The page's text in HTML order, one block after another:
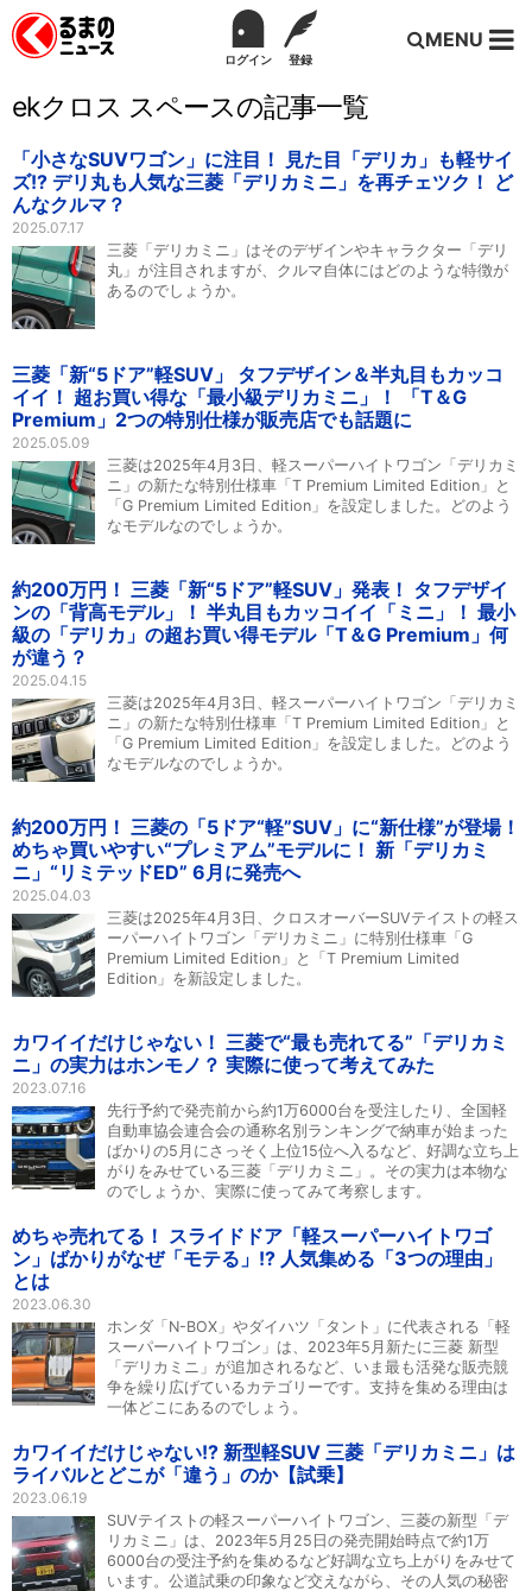
ログイン 登録
MENU
ekクロス スペースの記事一覧
「小さなSUVワゴン」に注目！ 見た目「デリカ」も軽サイ
ズ!? デリ丸も人気な三菱「デリカミニ」を再チェツク！ ど
んなクルマ？
2025.07.17
三菱「デリカミニ」はそのデザインやキャラクター「デリ
丸」が注目されますが、クルマ自体にはどのような特徴が
あるのでしょうか。
三菱「新“5ドア”軽SUV」 タフデザイン＆半丸目もカッコ
イイ！ 超お買い得な「最小級デリカミニ」！ 「T＆G
Premium」2つの特別仕様が販売店でも話題に
2025.05.09
三菱は2025年4月3日、軽スーパーハイトワゴン「デリカミ
ニ」の新たな特別仕様車「T Premium Limited Edition」と
「G Premium Limited Edition」を設定しました。どのよう
なモデルなのでしょうか。
約200万円！ 三菱「新“5ドア”軽SUV」発表！ タフデザイ
ンの「背高モデル」！ 半丸目もカッコイイ「ミニ」！ 最小
級の「デリカ」の超お買い得モデル「T＆G Premium」何
が違う？
2025.04.15
三菱は2025年4月3日、軽スーパーハイトワゴン「デリカミ
ニ」の新たな特別仕様車「T Premium Limited Edition」と
「G Premium Limited Edition」を設定しました。どのよう
なモデルなのでしょうか。
約200万円！ 三菱の「5ドア“軽”SUV」に“新仕様”が登場！
めちゃ買いやすい“プレミアム”モデルに！ 新「デリカミ
ニ」“リミテッドED” 6月に発売へ
2025.04.03
三菱は2025年4月3日、クロスオーバーSUVテイストの軽ス
ーパーハイトワゴン「デリカミニ」に特別仕様車「G
Premium Limited Edition」と「T Premium Limited
Edition」を新設定しました。
カワイイだけじゃない！ 三菱で“最も売れてる”「デリカミ
ニ」の実力はホンモノ？ 実際に使って考えてみた
2023.07.16
先行予約で発売前から約1万6000台を受注したり、全国軽
自動車協会連合会の通称名別ランキングで納車が始まった
ばかりの5月にさっそく上位15位へ入るなど、好調な立ち上
がりをみせている三菱「デリカミニ」。その実力は本物な
のでしょうか、実際に使ってみて考察します。
めちゃ売れてる！ スライドドア「軽スーパーハイトワゴ
ン」ばかりがなぜ「モテる」!? 人気集める「3つの理由」
とは
2023.06.30
ホンダ「N-BOX」やダイハツ「タント」に代表される「軽
スーパーハイトワゴン」は、2023年5月新たに三菱 新型
「デリカミニ」が追加されるなど、いま最も活発な販売競
争を繰り広げているカテゴリーです。支持を集める理由は
一体どこにあるのでしょう。
カワイイだけじゃない!? 新型軽SUV 三菱「デリカミニ」は
ライバルとどこが「違う」のか【試乗】
2023.06.19
SUVテイストの軽スーパーハイトワゴン、三菱の新型「デ
リカミニ」は、2023年5月25日の発売開始時点で約1万
6000台の受注予約を集めるなど好調な立ち上がりをみせて
います。公道試乗の印象など交えながら、その人気の秘密